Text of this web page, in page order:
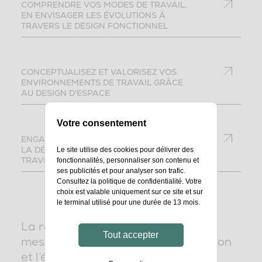
COMPRENDRE VOS MODES DE TRAVAIL,
EN ENVISAGER LES ÉVOLUTIONS À
TRAVERS LE DESIGN FONCTIONNEL
CONCEPTUALISEZ ET VALORISEZ VOS
ENVIRONNEMENTS DE TRAVAIL GRÂCE
AU DESIGN D'ESPACE
ENGAGEZ VOS COLLABORATEURS DANS
LA DÉMARCHE DE CHANGEMENT À
TRAVERS LE DESIGN COLLABORATIF
La réussite d’un aménagement se
mesure bien souvent à la satisfaction
et l’épanouissement de vos
Votre consentement
Le site utilise des cookies pour délivrer des
fonctionnalités, personnaliser son contenu et
ses publicités et pour analyser son trafic.
Consultez lapolitique de confidentialité. Votre
choix est valable uniquement sur ce site et sur
le terminal utilisé pour une durée de 13 mois.
Tout accepter